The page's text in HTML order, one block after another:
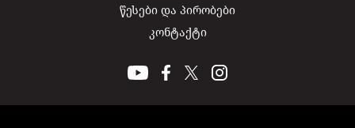
წესები და პირობები
კონტაქტი